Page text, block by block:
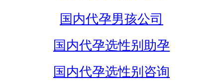
国内代孕男孩公司
国内代孕选性别助孕
国内代孕选性别咨询